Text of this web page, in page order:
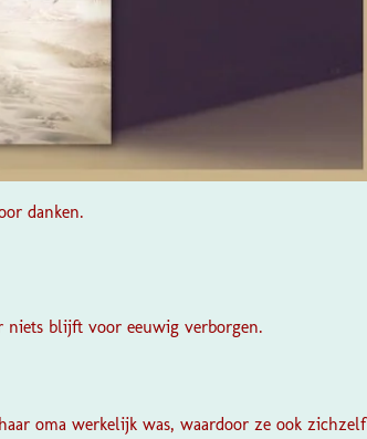
danken.
niets blijft voor eeuwig verborgen.
oma werkelijk was, waardoor ze ook zichzelf